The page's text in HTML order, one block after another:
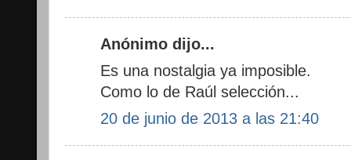
Anónimo dijo...
Es una nostalgia ya imposible.
Como lo de Raúl selección...
20 de junio de 2013 a las 21:40